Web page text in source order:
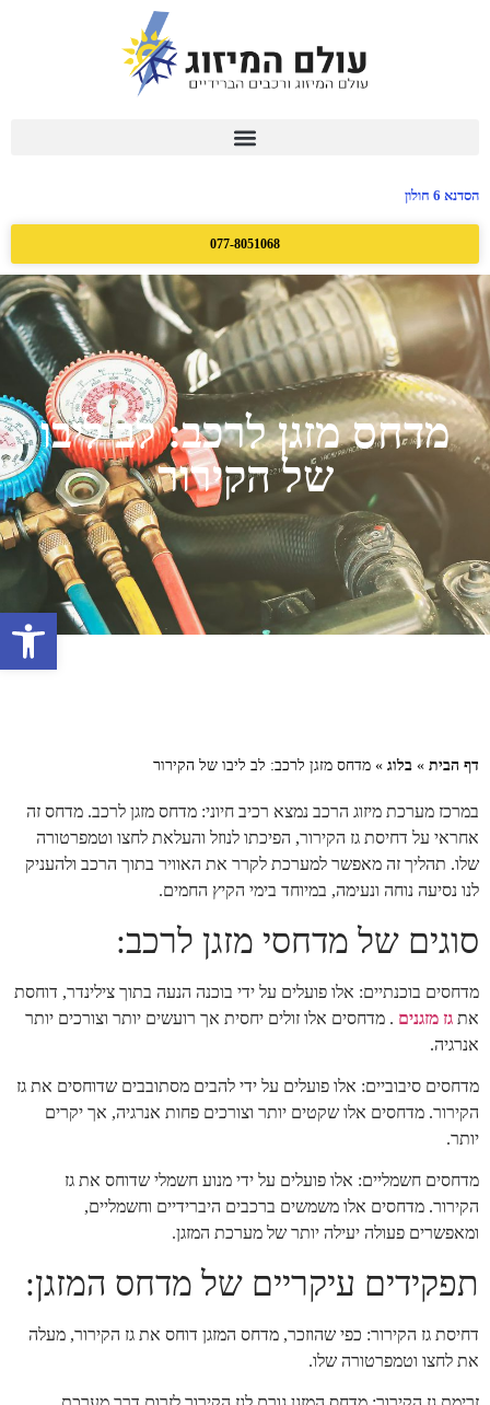
הסדנא 6 חולון
077-8051068
מדחס מזגן לרכב: לב ליבו
של הקירור
דף הבית » בלוג » מדחס מזגן לרכב: לב ליבו של הקירור
במרכז מערכת מיזוג הרכב נמצא רכיב חיוני: מדחס מזגן לרכב. מדחס זה
אחראי על דחיסת גז הקירור, הפיכתו לנוזל והעלאת לחצו וטמפרטורה
שלו. תהליך זה מאפשר למערכת לקרר את האוויר בתוך הרכב ולהעניק
לנו נסיעה נוחה ונעימה, במיוחד בימי הקיץ החמים.
סוגים של מדחסי מזגן לרכב:
מדחסים בוכנתיים: אלו פועלים על ידי בוכנה הנעה בתוך צילינדר, דוחסת
את גז מזגנים . מדחסים אלו זולים יחסית אך רועשים יותר וצורכים יותר
אנרגיה.
מדחסים סיבוביים: אלו פועלים על ידי להבים מסתובבים שדוחסים את גז
הקירור. מדחסים אלו שקטים יותר וצורכים פחות אנרגיה, אך יקרים
יותר.
מדחסים חשמליים: אלו פועלים על ידי מנוע חשמלי שדוחס את גז
הקירור. מדחסים אלו משמשים ברכבים היברידיים וחשמליים,
ומאפשרים פעולה יעילה יותר של מערכת המזגן.
תפקידים עיקריים של מדחס המזגן:
דחיסת גז הקירור: כפי שהוזכר, מדחס המזגן דוחס את גז הקירור, מעלה
את לחצו וטמפרטורה שלו.